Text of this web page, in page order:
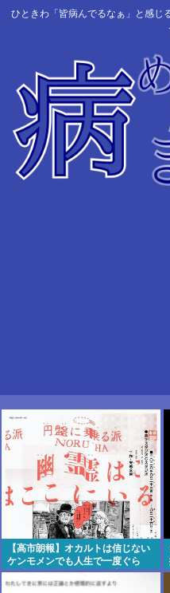
ひときわ「皆病んでるなぁ」と感じ
【高市朗報】オカルトは信じない
ケンモメンでも人生で一度ぐら
い"超自然的な体験"した事あるん
だろ？？